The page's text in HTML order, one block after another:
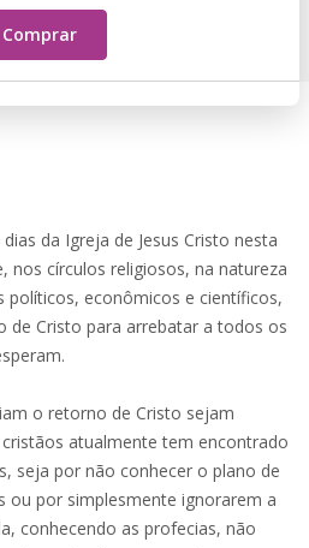
Comprar
da Igreja de Jesus Cristo nesta
nos círculos religiosos, na natureza
políticos, econômicos e científicos,
de Cristo para arrebatar a todos os
o retorno de Cristo sejam
atualmente tem encontrado
seja por não conhecer o plano de
ou por simplesmente ignorarem a
conhecendo as profecias, não